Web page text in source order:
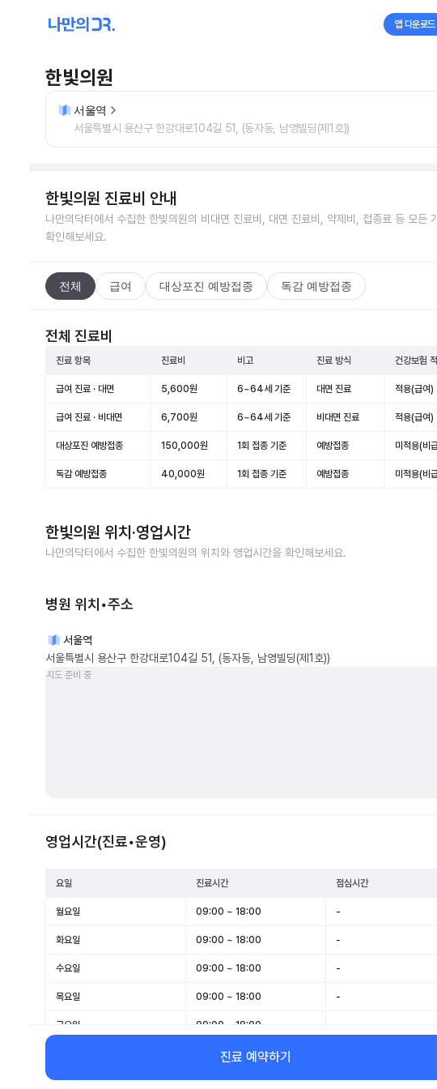
앱 다운로드
한빛의원
서울역
서울특별시 용산구 한강대로104길 51, (동자동, 남영빌딩(제1호))
한빛의원 진료비 안내
나만의닥터에서 수집한 한빛의원의 비대면 진료비, 대면 진료비, 약제비, 접종료 등 모든
확인해보세요.
전체 급여 대상포진 예방접종 독감 예방접종
전체 진료비
진료 항목 진료비 비고 진료 방식 건강보험
급여 진료 · 대면 5,600원 6~64세 기준 대면 진료 적용(급여)
급여 진료 · 비대면 6,700원 6~64세 기준 비대면 진료 적용(급여)
대상포진 예방접종 150,000원 1회 접종 기준 예방접종 미적용(비
독감 예방접종 40,000원 1회 접종 기준 예방접종 미적용(비
한빛의원 위치·영업시간
나만의닥터에서 수집한 한빛의원의 위치와 영업시간을 확인해보세요.
병원 위치•주소
서울역
서울특별시 용산구 한강대로104길 51, (동자동, 남영빌딩(제1호))
지도 준비 중
영업시간(진료•운영)
요일 진료시간 점심시간
월요일 09:00 ~ 18:00 -
화요일 09:00 ~ 18:00 -
수요일 09:00 ~ 18:00 -
목요일 09:00 ~ 18:00 -
금요일 09:00 ~ 18:00
09:00 ~ 13:00
일요일 휴무 -
진료 예약하기